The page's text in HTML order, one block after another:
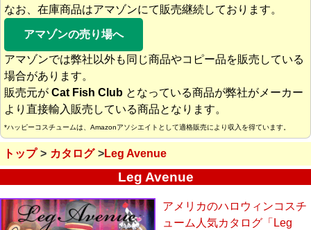
なお、在庫商品はアマゾンにて販売継続しております。
アマゾンの売り場へ
アマゾンでは弊社以外も同じ商品やコピー品を販売している
場合があります。
販売元が Cat Fish Club となっている商品が弊社がメーカー
より直接輸入販売している商品となります。
*ハッピーコスチュームは、Amazonアソシエイトとして適格販売により収入を得ています。
トップ カタログ Leg Avenue
Leg Avenue
アメリカのハロウィンコスチ
ューム人気カタログ「Leg